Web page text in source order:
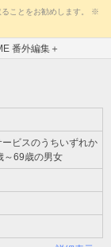
ことをお勧めします。 ※
番外編集＋
ビスのうちいずれか
～69歳の男女